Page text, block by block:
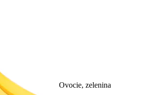
Ovocie, zelenina